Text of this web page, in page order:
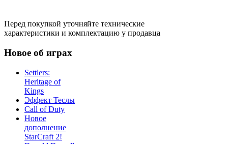
Перед покупкой уточняйте технические
характеристики и комплектацию у продавца
Новое об играх
Settlers:
Heritage of
Kings
Эффект Теслы
Call of Duty
Новое
дополнение
StarCraft 2!